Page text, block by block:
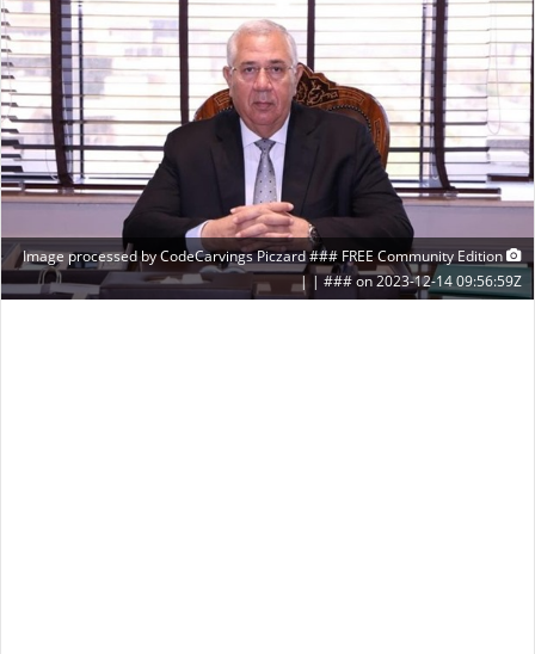
Image processed by CodeCarvings Piczard ### FREE Community Edition
### on 2023-12-14 09:56:59Z | |